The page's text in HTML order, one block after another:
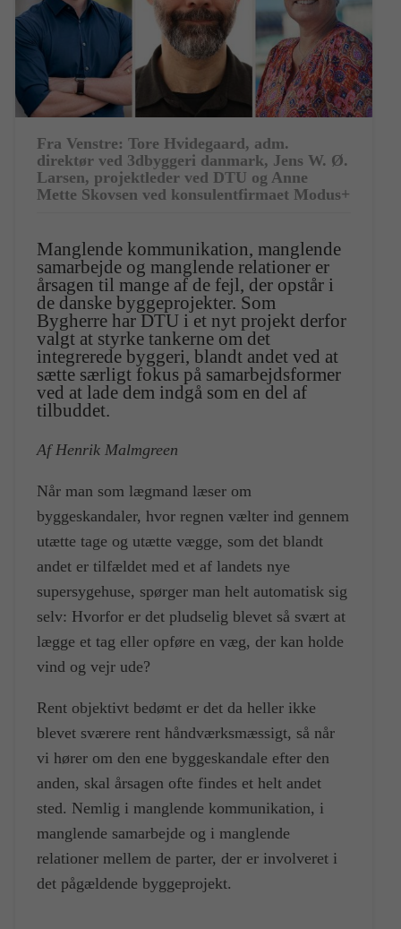
Fra Venstre: Tore Hvidegaard, adm.
direktør ved 3dbyggeri danmark, Jens W. Ø.
Larsen, projektleder ved DTU og Anne
Mette Skovsen ved konsulentfirmaet Modus+
Manglende kommunikation, manglende
samarbejde og manglende relationer er
årsagen til mange af de fejl, der opstår i
de danske byggeprojekter. Som
Bygherre har DTU i et nyt projekt derfor
valgt at styrke tankerne om det
integrerede byggeri, blandt andet ved at
sætte særligt fokus på samarbejdsformer
ved at lade dem indgå som en del af
tilbuddet.
Af Henrik Malmgreen
Når man som lægmand læser om
byggeskandaler, hvor regnen vælter ind gennem
utætte tage og utætte vægge, som det blandt
andet er tilfældet med et af landets nye
supersygehuse, spørger man helt automatisk sig
selv: Hvorfor er det pludselig blevet så svært at
lægge et tag eller opføre en væg, der kan holde
vind og vejr ude?
Rent objektivt bedømt er det da heller ikke
blevet sværere rent håndværksmæssigt, så når
vi hører om den ene byggeskandale efter den
anden, skal årsagen ofte findes et helt andet
sted. Nemlig i manglende kommunikation, i
manglende samarbejde og i manglende
relationer mellem de parter, der er involveret i
det pågældende byggeprojekt.